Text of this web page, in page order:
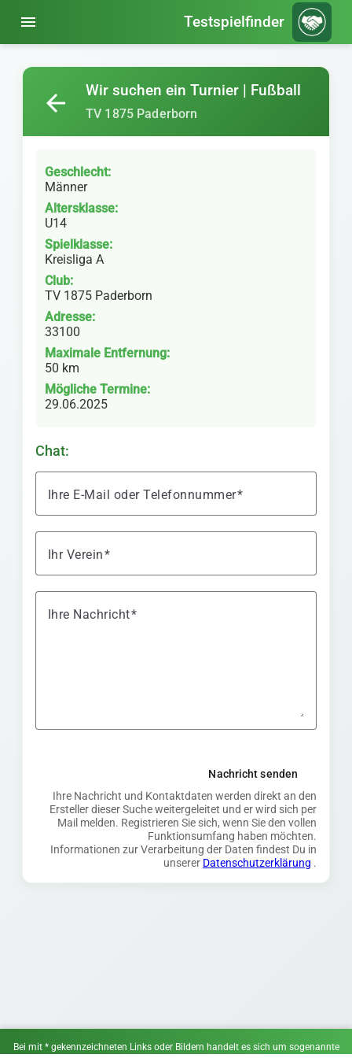
menu Testspielfinder
Wir suchen ein Turnier | Fußball
TV 1875 Paderborn
arrow_back
Geschlecht:
Männer
Altersklasse:
U14
Spielklasse:
Kreisliga A
Club:
TV 1875 Paderborn
Adresse:
33100
Maximale Entfernung:
50 km
Mögliche Termine:
29.06.2025
Chat:
Ihre E-Mail oder Telefonnummer
Ihr Verein
Ihre Nachricht
Nachricht senden
Ihre Nachricht und Kontaktdaten werden direkt an den
Ersteller dieser Suche weitergeleitet und er wird sich per
Mail melden. Registrieren Sie sich, wenn Sie den vollen
Funktionsumfang haben möchten.
Informationen zur Verarbeitung der Daten findest Du in
unserer Datenschutzerklärung .
Bei mit * gekennzeichneten Links oder Bildern handelt es sich um sogenannte